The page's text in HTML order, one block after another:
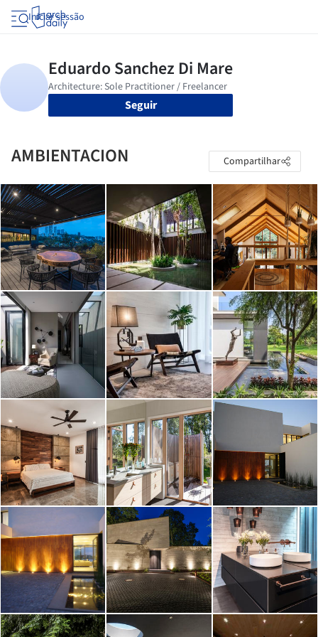
Iniciar sessão
Seguir
AMBIENTACION Compartilhar